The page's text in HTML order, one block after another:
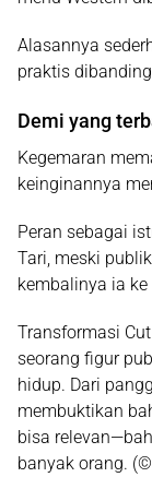
Alasannya
praktis
Demi yang
Kegemaran
keinginannya
Peran sebagai
Tari, meski
kembalinya ia
Transformasi
seorang figur
hidup. Dari
membuktikan
bisa
banyak orang.